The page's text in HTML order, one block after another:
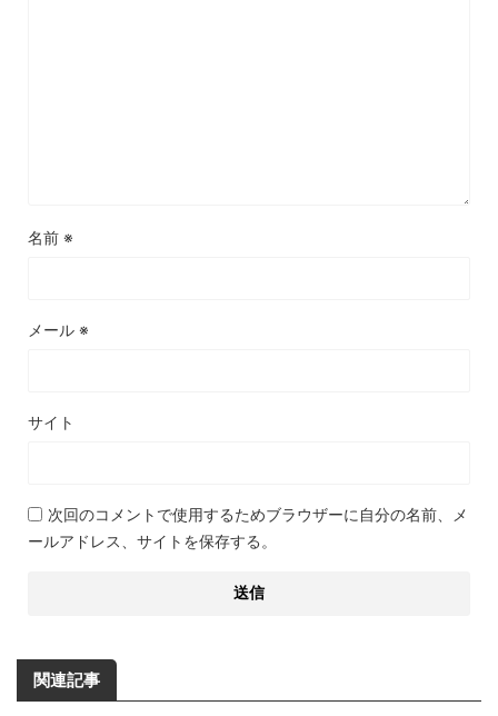
名前 ※
メール ※
サイト
次回のコメントで使用するためブラウザーに自分の名前、メ
ールアドレス、サイトを保存する。
関連記事